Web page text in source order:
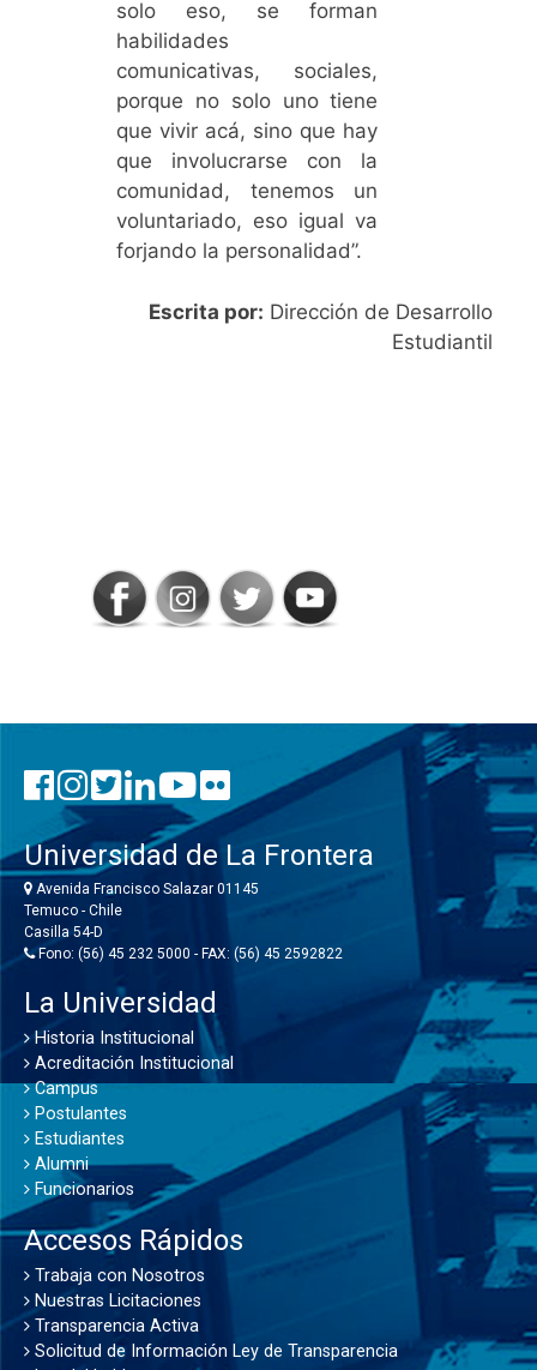
solo eso, se forman
habilidades
comunicativas, sociales,
porque no solo uno tiene
que vivir acá, sino que hay
que involucrarse con la
comunidad, tenemos un
voluntariado, eso igual va
forjando la personalidad”.
Escrita por: Dirección de Desarrollo
Estudiantil
Universidad de La Frontera
Avenida Francisco Salazar 01145
Temuco - Chile
Casilla 54-D
Fono: (56) 45 232 5000 - FAX: (56) 45 2592822
La Universidad
Historia Institucional
Acreditación Institucional
Campus
Postulantes
Estudiantes
Alumni
Funcionarios
Accesos Rápidos
Trabaja con Nosotros
Nuestras Licitaciones
Transparencia Activa
Solicitud de Información Ley de Transparencia